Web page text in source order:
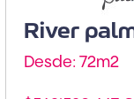
River
Desde: 72m2